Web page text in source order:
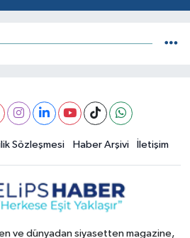
Sözleşmesi Haber Arşivi İletişim
ve dünyadan siyasetten magazine,